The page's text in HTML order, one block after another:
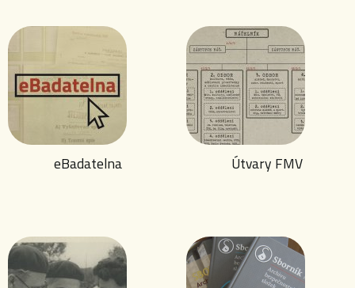
eBadatelna Útvary FMV